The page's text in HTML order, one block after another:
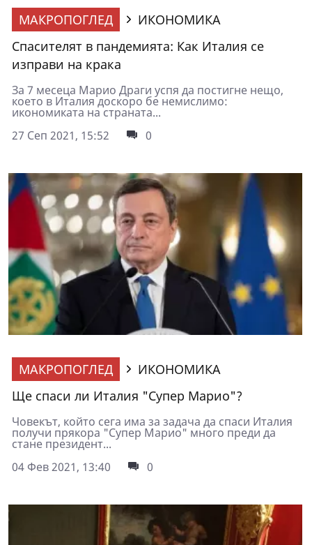
МАКРОПОГЛЕД
ИКОНОМИКА
Спасителят в пандемията: Как Италия се
изправи на крака
За 7 месеца Марио Драги успя да постигне нещо,
което в Италия доскоро бе немислимо:
икономиката на страната...
27 Сеп 2021, 15:52
0
МАКРОПОГЛЕД
ИКОНОМИКА
Ще спаси ли Италия "Супер Марио"?
Човекът, който сега има за задача да спаси Италия
получи прякора "Супер Марио" много преди да
стане президент...
04 Фев 2021, 13:40
0